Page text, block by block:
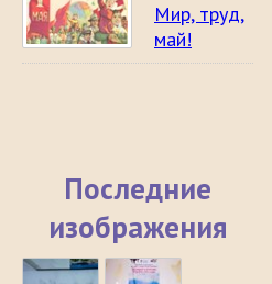
Мир, труд,
май!
Последние
изображения